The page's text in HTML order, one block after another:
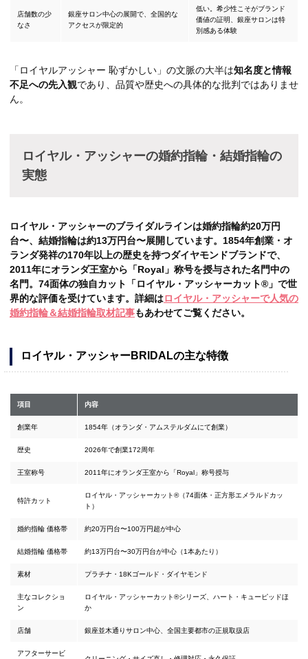
店舗数の少
なさ
銀座サロン中心の展開で、全国的な
アクセスが限定的
低い。希少性こそがブランド
価値の証明、銀座サロンは特
別感ある体験
「ロイヤルアッシャー 恥ずかしい」の文脈の大半は知名度と情報
不足への先入観であり、品質や歴史への具体的な批判ではありませ
ん。
ロイヤル・アッシャーの婚約指輪・結婚指輪の
実態
ロイヤル・アッシャーのブライダルラインは婚約指輪約20万円
台〜、結婚指輪は約13万円台〜展開しています。1854年創業・オ
ランダ発祥の170年以上の歴史を持つダイヤモンドブランドで、
2011年にオランダ王室から「Royal」称号を授与された名門中の
名門。74面体の独自カット「ロイヤル・アッシャーカット®」で世
界的な評価を受けています。詳細はロイヤル・アッシャーで人気の
婚約指輪＆結婚指輪取材記事もあわせてご覧ください。
ロイヤル・アッシャーBRIDALの主な特徴
項目 内容
創業年 1854年（オランダ・アムステルダムにて創業）
歴史 2026年で創業172周年
王室称号 2011年にオランダ王室から「Royal」称号授与
特許カット
ロイヤル・アッシャーカット®（74面体・正方形エメラルドカッ
ト）
婚約指輪 価格帯 約20万円台〜100万円超が中心
結婚指輪 価格帯 約13万円台〜30万円台が中心（1本あたり）
素材 プラチナ・18Kゴールド・ダイヤモンド
主なコレクショ
ン
ロイヤル・アッシャーカット®シリーズ、ハート・キューピッドほ
か
店舗 銀座並木通りサロン中心、全国主要都市の正規取扱店
アフターサービ